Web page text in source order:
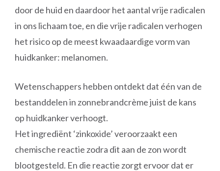
door de huid en daardoor het aantal vrije radicalen
in ons lichaam toe, en die vrije radicalen verhogen
het risico op de meest kwaadaardige vorm van
huidkanker: melanomen.
Wetenschappers hebben ontdekt dat één van de
bestanddelen in zonnebrandcrème juist de kans
op huidkanker verhoogt.
Het ingrediënt ‘zinkoxide’ veroorzaakt een
chemische reactie zodra dit aan de zon wordt
blootgesteld. En die reactie zorgt ervoor dat er